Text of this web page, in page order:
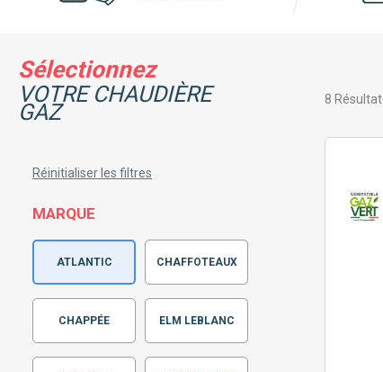
Sélectionnez
VOTRE CHAUDIÈRE
GAZ
Réinitialiser les filtres
MARQUE
ATLANTIC CHAFFOTEAUX
CHAPPÉE ELM LEBLANC
8